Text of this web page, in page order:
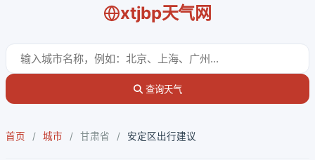
xtjbp天气网
查询天气
首页 / 城市 / 甘肃省 / 安定区出行建议